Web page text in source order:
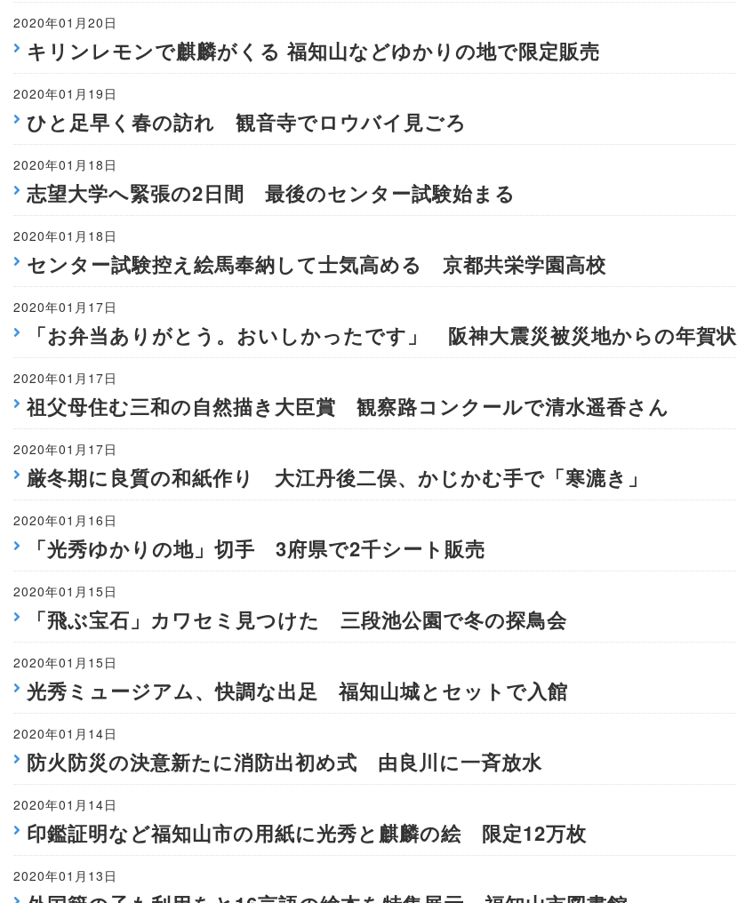
2020年01月20日
キリンレモンで麒麟がくる 福知山などゆかりの地で限定販売
2020年01月19日
ひと足早く春の訪れ 観音寺でロウバイ見ごろ
2020年01月18日
志望大学へ緊張の2日間 最後のセンター試験始まる
2020年01月18日
センター試験控え絵馬奉納して士気高める 京都共栄学園高校
2020年01月17日
「お弁当ありがとう。おいしかったです」 阪神大震災被災地からの年賀状
2020年01月17日
祖父母住む三和の自然描き大臣賞 観察路コンクールで清水遥香さん
2020年01月17日
厳冬期に良質の和紙作り 大江丹後二俣、かじかむ手で「寒漉き」
2020年01月16日
「光秀ゆかりの地」切手 3府県で2千シート販売
2020年01月15日
「飛ぶ宝石」カワセミ見つけた 三段池公園で冬の探鳥会
2020年01月15日
光秀ミュージアム、快調な出足 福知山城とセットで入館
2020年01月14日
防火防災の決意新たに消防出初め式 由良川に一斉放水
2020年01月14日
印鑑証明など福知山市の用紙に光秀と麒麟の絵 限定12万枚
2020年01月13日